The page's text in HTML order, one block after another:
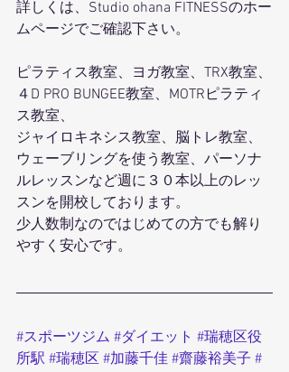
詳しくは、Studio ohana FITNESSのホー
ムページでご確認下さい。
ピラティス教室、ヨガ教室、TRX教室、
４D PRO BUNGEE教室、MOTRピラティ
ス教室、
ジャイロキネシス教室、脳トレ教室、
ウェーブリングを使う教室、パーソナ
ルレッスンなど週に３０本以上のレッ
スンを開校しております。
少人数制なのではじめての方でも解り
やすく安心です。
#スポーツジム #ダイエット #瑞穂区役
所駅 #瑞穂区 #加藤千佳 #齋藤裕美子 #